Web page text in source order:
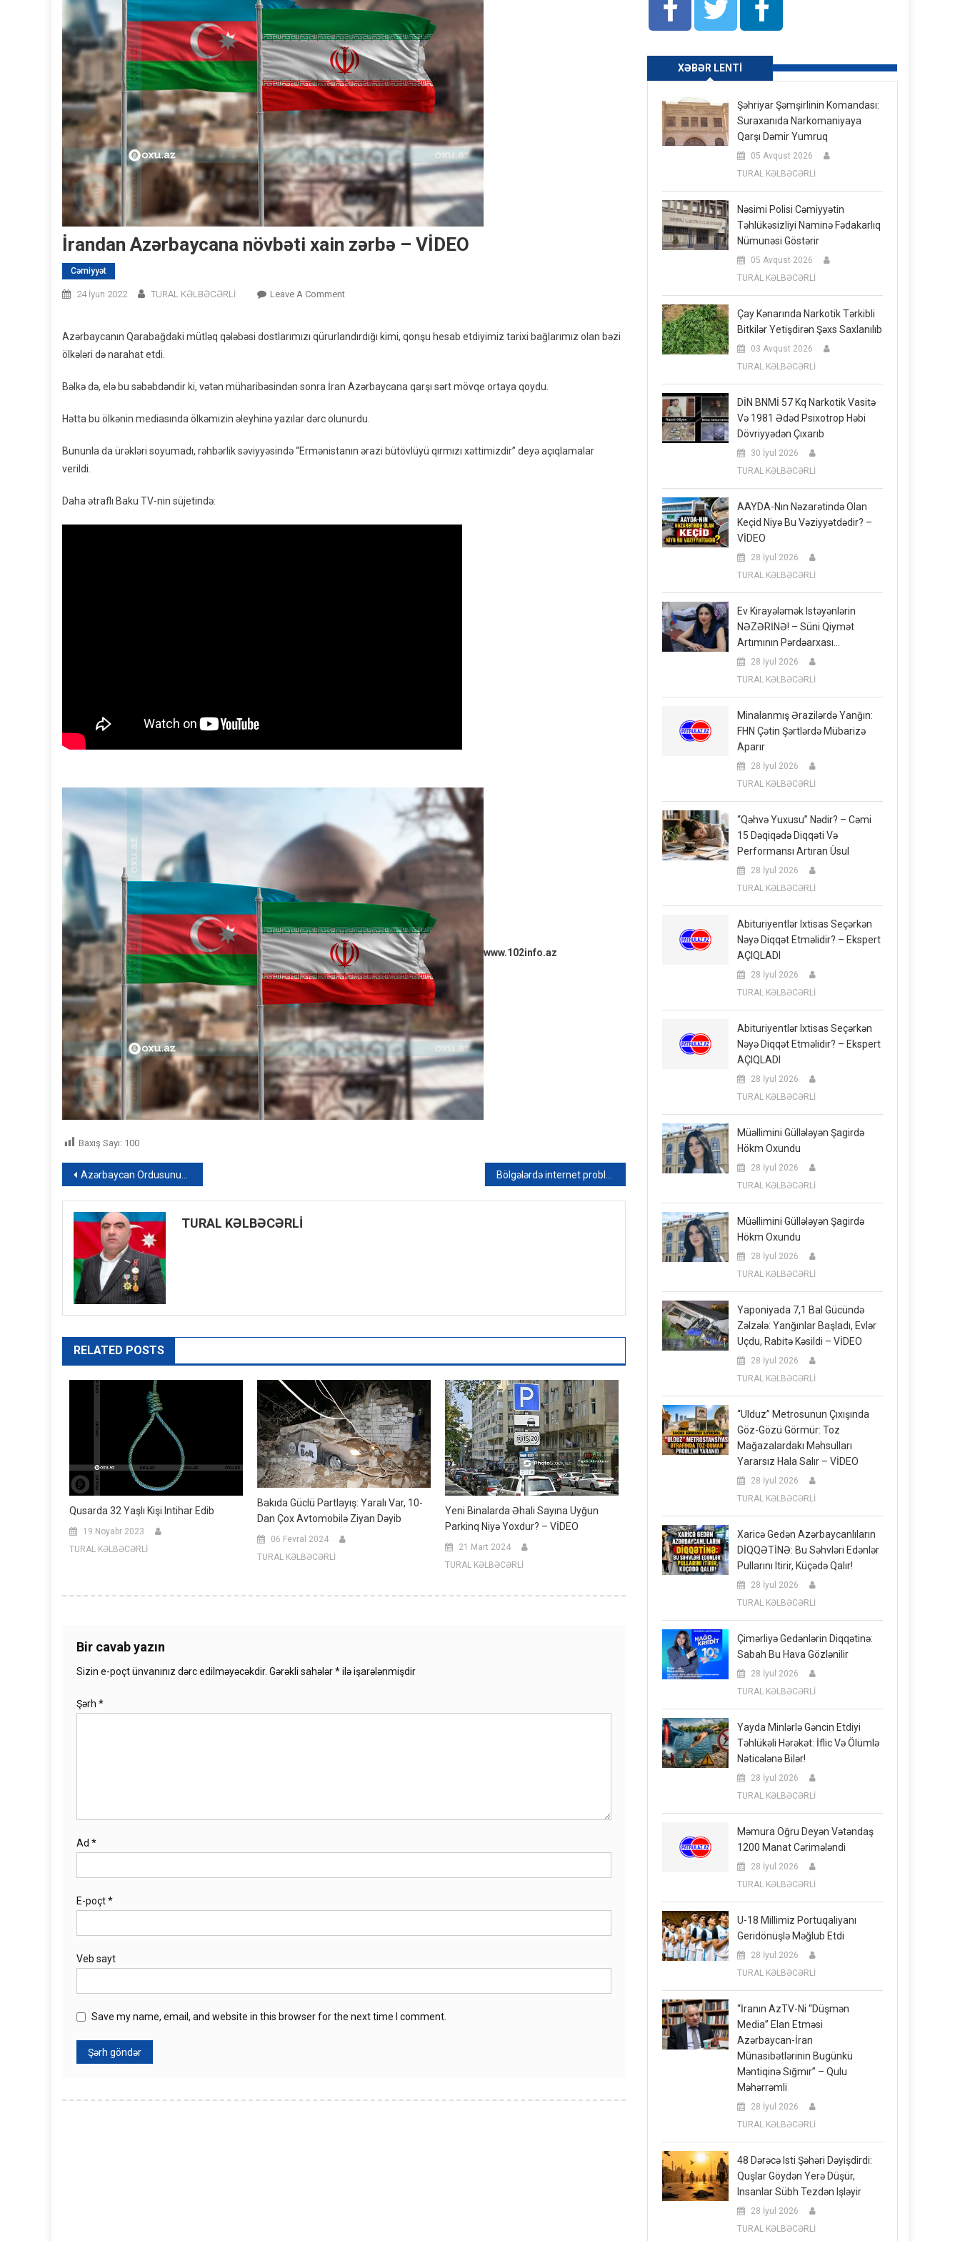
İrandan Azərbaycana növbəti xain zərbə – VİDEO
Cəmiyyət
24 İyun 2022 TURAL KƏLBƏCƏRLİ Leave A CommentOn
Növbəti
–
Azərbaycanın Qarabağdaki mütləq qələbəsi dostlarımızı qürurlandırdığı kimi, qonşu hesab etdiyimiz tarixi bağlarımız olan bəzi
ölkələri də narahat etdi.
Bəlkə də, elə bu səbəbdəndir ki, vətən müharibəsindən sonra İran Azərbaycana qarşı sərt mövqe ortaya qoydu.
Hətta bu ölkənin mediasında ölkəmizin əleyhinə yazılar dərc olunurdu.
Bununla da ürəkləri soyumadı, rəhbərlik səviyyəsində “Ermənistanın ərazi bütövlüyü qırmızı xəttimizdir” deyə açıqlamalar
verildi.
Daha ətraflı Baku TV-nin süjetində:
www.102info.az
Baxış Sayı: 100
Yazı
naviqasiyası
Azərbaycan Ordusunun Baş Qərargah rəisi MDB-nin iclasında iştirak edib – FOTO
TURAL KƏLBƏCƏRLİ
RELATED POSTS
Qusarda 32 Yaşlı Kişi Intihar Edib
19 Noyabr 2023
TURAL KƏLBƏCƏRLİ
Bakıda Güclü Partlayış: Yaralı Var, 10-
Dan Çox Avtomobilə Ziyan Dəyib
06 Fevral 2024
TURAL KƏLBƏCƏRLİ
Yeni Binalarda Əhali Sayına Uyğun
Parkinq Niyə Yoxdur? – VİDEO
21 Mart 2024
TURAL KƏLBƏCƏRLİ
Bir cavab yazın
Sizin e-poçt ünvanınız dərc edilməyəcəkdir. Gərəkli sahələr*ilə işarələnmişdir
Şərh *
Ad *
E-poçt*
Veb sayt
Save my name, email, and website in this browser for the next time I comment.
XƏBƏR LENTI
Şəhriyar Şəmşirlinin Komandası:
Suraxanıda Narkomaniyaya
Qarşı Dəmir Yumruq
05 Avqust 2026
TURAL KƏLBƏCƏRLİ
Nəsimi Polisi Cəmiyyətin
Təhlükəsizliyi Naminə Fədakarlıq
Nümunəsi Göstərir
05 Avqust 2026
TURAL KƏLBƏCƏRLİ
Çay Kənarında Narkotik Tərkibli
Bitkilər Yetişdirən Şəxs Saxlanılıb
03 Avqust 2026
TURAL KƏLBƏCƏRLİ
DİN BNMİ 57 Kq Narkotik Vasitə
Və 1981 Ədəd Psixotrop Həbi
Dövriyyədən Çıxarıb
30 İyul 2026
TURAL KƏLBƏCƏRLİ
AAYDA-Nın Nəzarətində Olan
Keçid Niyə Bu Vəziyyətdədir? –
VİDEO
28 İyul 2026
TURAL KƏLBƏCƏRLİ
Ev Kirayələmək Istəyənlərin
NƏZƏRİNƏ! – Süni Qiymət
Artımının Pərdəarxası…
28 İyul 2026
TURAL KƏLBƏCƏRLİ
Minalanmış Ərazilərdə Yanğın:
FHN Çətin Şərtlərdə Mübarizə
Aparır
28 İyul 2026
TURAL KƏLBƏCƏRLİ
“Qəhvə Yuxusu” Nədir? – Cəmi
15 Dəqiqədə Diqqəti Və
Performansı Artıran Üsul
28 İyul 2026
TURAL KƏLBƏCƏRLİ
Abituriyentlər Ixtisas Seçərkən
Nəyə Diqqət Etməlidir? – Ekspert
AÇIQLADI
28 İyul 2026
TURAL KƏLBƏCƏRLİ
Abituriyentlər Ixtisas Seçərkən
Nəyə Diqqət Etməlidir? – Ekspert
AÇIQLADI
28 İyul 2026
TURAL KƏLBƏCƏRLİ
Müəllimini Güllələyən Şagirdə
Hökm Oxundu
28 İyul 2026
TURAL KƏLBƏCƏRLİ
Müəllimini Güllələyən Şagirdə
Hökm Oxundu
28 İyul 2026
TURAL KƏLBƏCƏRLİ
Yaponiyada 7,1 Bal Gücündə
Zəlzələ: Yanğınlar Başladı, Evlər
Uçdu, Rabitə Kəsildi – VİDEO
28 İyul 2026
TURAL KƏLBƏCƏRLİ
“Ulduz” Metrosunun Çıxışında
Göz-Gözü Görmür: Toz
Mağazalardakı Məhsulları
Yararsız Hala Salır – VİDEO
28 İyul 2026
TURAL KƏLBƏCƏRLİ
Xaricə Gedən Azərbaycanlıların
DİQQƏTİNƏ: Bu Səhvləri Edənlər
Pullarını Itirir, Küçədə Qalır!
28 İyul 2026
TURAL KƏLBƏCƏRLİ
Çimərliyə Gedənlərin Diqqətinə:
Sabah Bu Hava Gözlənilir
28 İyul 2026
TURAL KƏLBƏCƏRLİ
Yayda Minlərlə Gəncin Etdiyi
Təhlükəli Hərəkət: İflic Və Ölümlə
Nəticələnə Bilər!
28 İyul 2026
TURAL KƏLBƏCƏRLİ
Məmura Oğru Deyən Vətəndaş
1200 Manat Cərimələndi
28 İyul 2026
TURAL KƏLBƏCƏRLİ
U-18 Millimiz Portuqaliyanı
Geridönüşlə Məğlub Etdi
28 İyul 2026
TURAL KƏLBƏCƏRLİ
“İranın AzTV-Ni “düşmən
Media” Elan Etməsi
Azərbaycan-İran
Münasibətlərinin Bugünkü
Məntiqinə Sığmır” – Qulu
Məhərrəmli
28 İyul 2026
TURAL KƏLBƏCƏRLİ
48 Dərəcə Isti Şəhəri Dəyişdirdi:
Quşlar Göydən Yerə Düşür,
Insanlar Sübh Tezdən Işləyir
28 İyul 2026
TURAL KƏLBƏCƏRLİ